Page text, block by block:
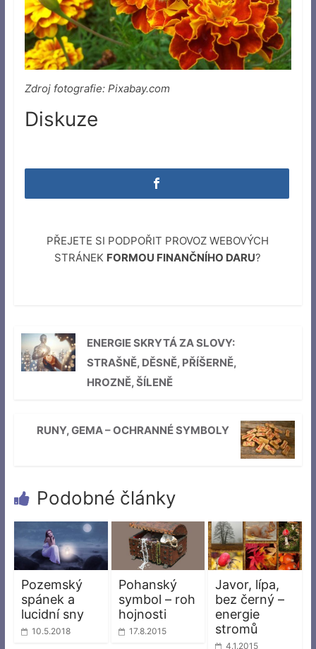
Zdroj fotografie: Pixabay.com
Diskuze
PŘEJETE SI PODPOŘIT PROVOZ WEBOVÝCH
STRÁNEK FORMOU FINANČNÍHO DARU?
ENERGIE SKRYTÁ ZA SLOVY:
STRAŠNĚ, DĚSNĚ, PŘÍŠERNĚ,
HROZNĚ, ŠÍLENĚ
RUNY, GEMA – OCHRANNÉ SYMBOLY
Podobné články
Pozemský
spánek a
lucidní sny
10.5.2018
Pohanský
symbol – roh
hojnosti
17.8.2015
Javor, lípa,
bez černý –
energie
stromů
4.1.2015